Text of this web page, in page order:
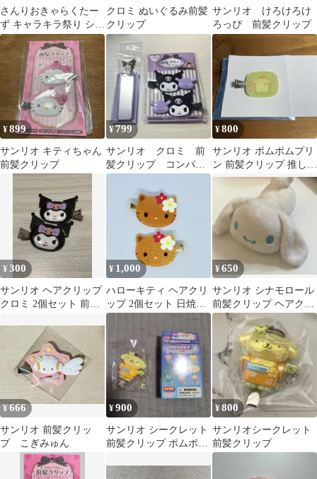
さんりおきゃらくたー
ず キャラキラ祭り シー
クレット前髪クリップ
クロミ
クロミ ぬいぐるみ前髪
クリップ
サンリオ けろけろけ
ろっぴ 前髪クリップ
¥899
サンリオ キティちゃん
前髪クリップ
¥799
サンリオ クロミ 前
髪クリップ コンパク
トミラー
¥800
サンリオ ポムポムプリ
ン 前髪クリップ 推しに
ときめく♪サンリオキャ
ラクターズ
¥300
サンリオ ヘアクリップ
クロミ 2個セット 前髪
¥ 1,000
ハローキティ ヘアクリ
ップ 2個セット 日焼け
キティ 前髪クリップ キ
¥650
サンリオ シナモロール
前髪クリップ ヘアクリ
ップ ピューロランド
¥666
サンリオ 前髪クリッ
プ こぎみゅん
¥900
サンリオ シークレット
前髪クリップ ポムポム
¥800
サンリオシークレット
前髪クリップ